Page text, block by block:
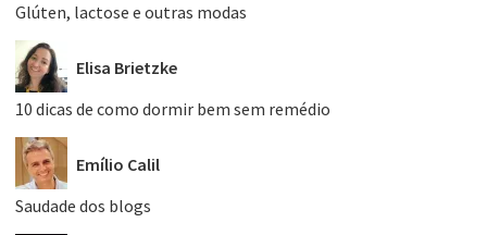
Glúten, lactose e outras modas
Elisa Brietzke
10 dicas de como dormir bem sem remédio
Emílio Calil
Saudade dos blogs